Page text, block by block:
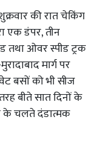
की रात चेकिंग
एक डंपर, तीन
ओवर स्पीड ट्रक
मार्ग पर
बसों को भी सीज
बीते सात दिनों के
के चलते दंडात्मक